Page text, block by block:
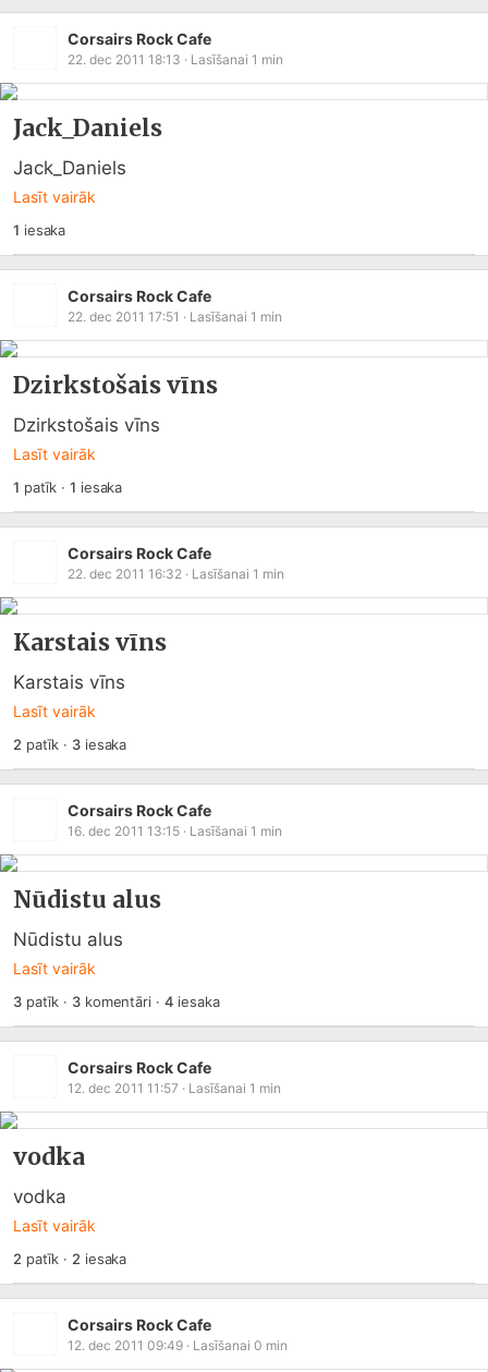
Corsairs Rock Cafe
22. dec 2011 18:13 · Lasīšanai 1 min
Jack_Daniels
Jack_Daniels
Lasīt vairāk
1 iesaka
Corsairs Rock Cafe
22. dec 2011 17:51 · Lasīšanai 1 min
Dzirkstošais vīns
Dzirkstošais vīns
Lasīt vairāk
1 patīk ·1 iesaka
Corsairs Rock Cafe
22. dec 2011 16:32 · Lasīšanai 1 min
Karstais vīns
Karstais vīns
Lasīt vairāk
2 patīk · 3iesaka
Corsairs Rock Cafe
16. dec 2011 13:15 · Lasīšanai 1 min
Nūdistu alus
Nūdistu alus
Lasīt vairāk
3patīk · 3komentāri · 4 iesaka
Corsairs Rock Cafe
12. dec 2011 11:57 · Lasīšanai 1 min
vodka
vodka
Lasīt vairāk
2 patīk · 2 iesaka
Corsairs Rock Cafe
12. dec 2011 09:49 · Lasīšanai 0 min